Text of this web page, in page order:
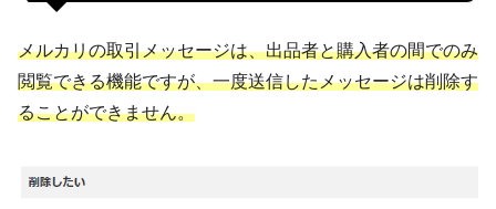
メルカリの取引メッセージは、出品者と購入者の間でのみ
閲覧できる機能ですが、一度送信したメッセージは削除す
ることができません。